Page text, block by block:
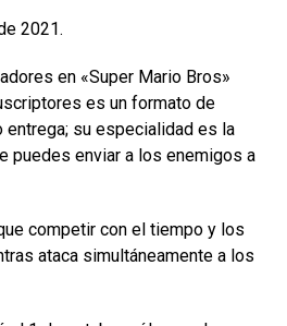
2021.
en «Super Mario Bros»
es un formato de
entrega; su especialidad es la
puedes enviar a los enemigos a
competir con el tiempo y los
ataca simultáneamente a los